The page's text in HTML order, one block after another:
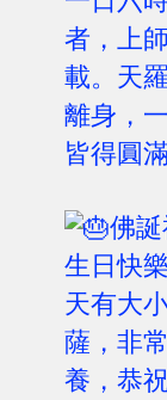
者，上
載。天
離身，
皆得圓
佛
生日快
天有大
薩，非
養，恭